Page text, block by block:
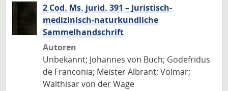
2 Cod. Ms. jurid. 391 – Juristisch-
medizinisch-naturkundliche
Sammelhandschrift
Autoren
Unbekannt; Johannes von Buch; Godefridus
de Franconia; Meister Albrant; Volmar;
Walthisar von der Wage